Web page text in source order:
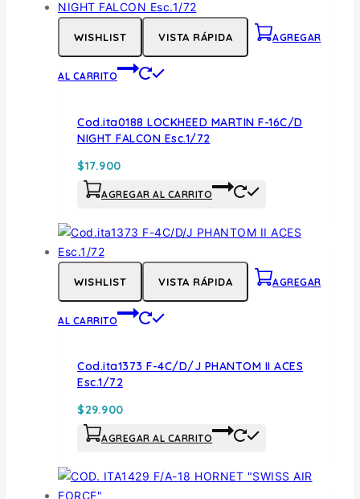
WISHLIST VISTA RÁPIDA AGREGAR
AL CARRITO
Cod.ita0188 LOCKHEED MARTIN F-16C/D
NIGHT FALCON Esc.1/72
$17.900
AGREGAR AL CARRITO
WISHLIST VISTA RÁPIDA AGREGAR
AL CARRITO
Cod.ita1373 F-4C/D/J PHANTOM II ACES
Esc.1/72
$29.900
AGREGAR AL CARRITO